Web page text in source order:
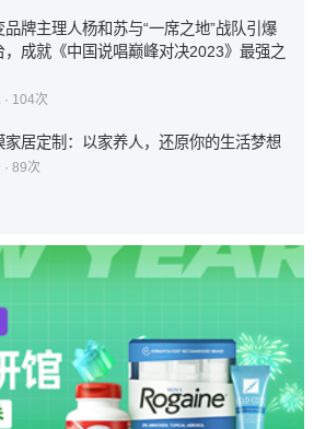
品牌主理人杨和苏与“一席之地”战队引爆
，成就《中国说唱巅峰对决2023》最强之
· 104次
家居定制：以家养人，还原你的生活梦想
· 89次